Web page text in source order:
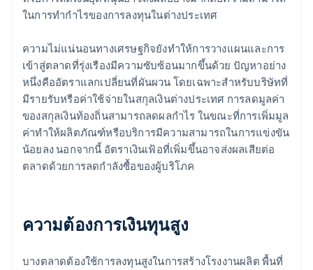
ในการทํากําไรของการลงทุนในต่างประเทศ
ความไม่แน่นอนทางเศรษฐกิจยังทําให้การวางแผนและการ
เข้าสู่ตลาดที่รุ่งเรืองมีความซับซ้อนมากขึ้นด้วย ปัญหาอย่าง
หนึ่งคืออัตราแลกเปลี่ยนที่ผันผวน โดยเฉพาะสําหรับบริษัทที่
มีรายรับหรือค่าใช้จ่ายในสกุลเงินต่างประเทศ การลดมูลค่า
ของสกุลเงินท้องถิ่นสามารถลดผลกําไร ในขณะที่การเพิ่มมูล
ค่าทําให้ผลิตภัณฑ์หรือบริการมีความสามารถในการแข่งขัน
น้อยลง นอกจากนี้ อัตราเงินเฟ้อที่เพิ่มขึ้นอาจส่งผลเสียต่อ
ตลาดด้วยการลดกําลังซื้อของผู้บริโภค
ความต้องการเงินทุนสูง
บางตลาดต้องใช้การลงทุนสูงในการสร้างโรงงานผลิต พื้นที่